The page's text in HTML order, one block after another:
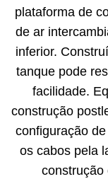
plataforma de
de ar
inferior.
tanque pode
facilidade.
construção
configuração
os cabos pela
construção